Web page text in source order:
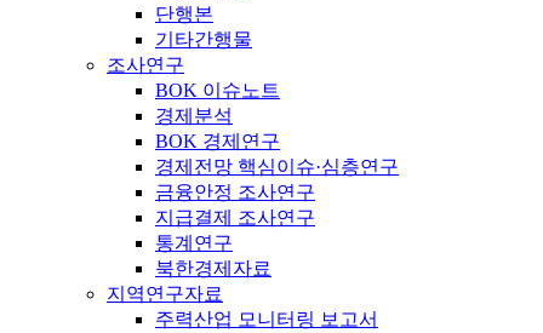
단행본
기타간행물
조사연구
BOK 이슈노트
경제분석
BOK 경제연구
경제전망 핵심이슈·심층연구
금융안정 조사연구
지급결제 조사연구
통계연구
북한경제자료
지역연구자료
주력산업 모니터링 보고서